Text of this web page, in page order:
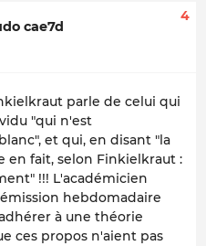
cae7d
4
parle de celui qui
"qui n'est
et qui, en disant "la
en fait, selon Finkielkraut :
!!! L'académicien
hebdomadaire
à une théorie
ces propos n'aient pas